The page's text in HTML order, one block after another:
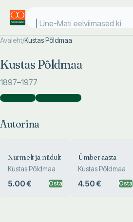
Une-Mati eelviimased kii
Avaleht/Kustas Põldmaa
Kustas Põldmaa
1897–1977
Autorina )Kaasautorina )
Autorina
Nurmelt ja niidult
Kustas Põldmaa
5.00 € Osta
Ümber aasta
Kustas Põldmaa
4.50 € Osta